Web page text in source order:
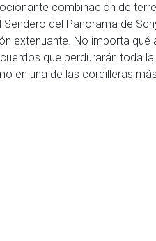
combinación de
del Panorama de
extenuante. No importa qué
que perdurarán toda la
en una de las cordilleras más